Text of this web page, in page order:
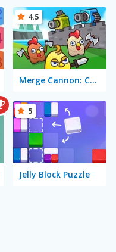
Merge Cannon: Chicken Defense
4.5
Jelly Block Puzzle
5